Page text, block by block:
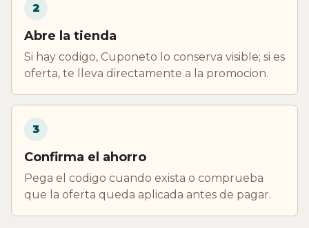
2
Abre la tienda
Si hay codigo, Cuponeto lo conserva visible; si es
oferta, te lleva directamente a la promocion.
3
Confirma el ahorro
Pega el codigo cuando exista o comprueba
que la oferta queda aplicada antes de pagar.